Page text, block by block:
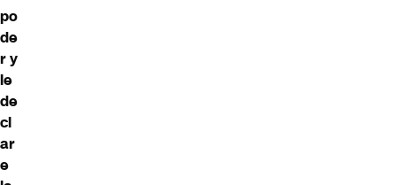
po
de
r y
le
de
cl
ar
e